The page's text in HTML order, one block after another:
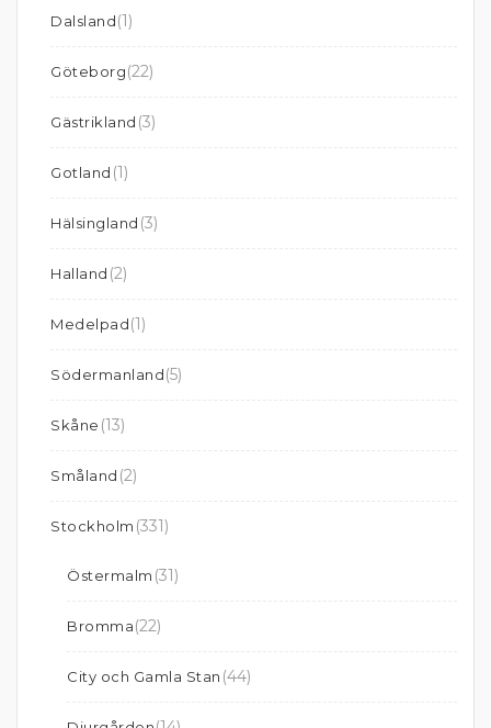
Dalsland(1)
Göteborg(22)
Gästrikland (3)
Gotland (1)
Hälsingland (3)
Halland (2)
Medelpad(1)
Södermanland(5)
Skåne (13)
Småland (2)
Stockholm (331)
Östermalm (31)
Bromma(22)
City och Gamla Stan (44)